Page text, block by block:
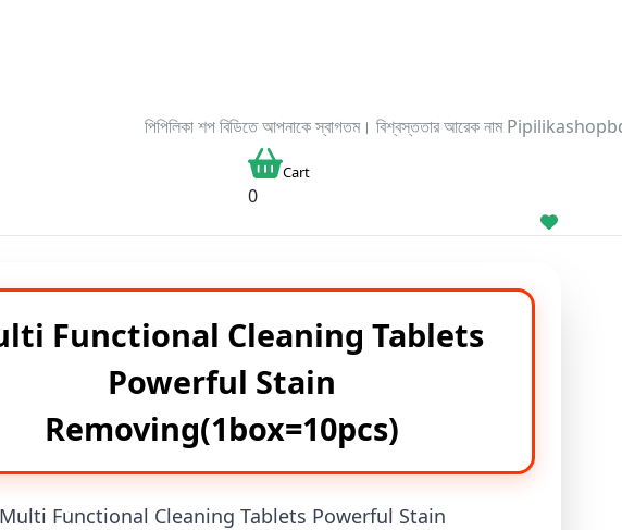
পিপিলিকা শপ বিডিতে আপনাকে স্বাগতম। বিশ্বস্ততার আরেক নাম Pipilikashopbd.com এখানে আপনি
Cart
0
Functional Cleaning Tablets
Powerful Stain
Removing(1box=10pcs)
Multi Functional Cleaning Tablets Powerful Stain